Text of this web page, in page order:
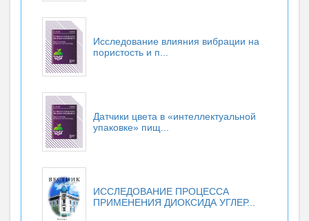
Исследование влияния вибрации на
пористость и п...
Датчики цвета в «интеллектуальной
упаковке» пищ...
ИССЛЕДОВАНИЕ ПРОЦЕССА
ПРИМЕНЕНИЯ ДИОКСИДА УГЛЕР...